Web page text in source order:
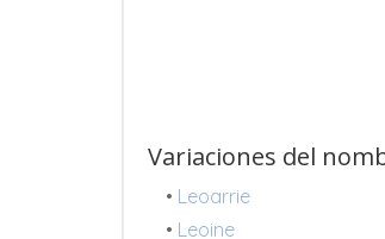
Variaciones del
• Leoarrie
• Leoine